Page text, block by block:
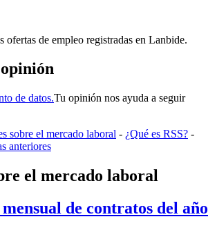
ofertas de empleo registradas en Lanbide.
de datos.Tu opinión nos ayuda a seguir
sobre el mercado laboral - ¿Qué es RSS? -
anteriores
el mercado laboral
de contratos del año